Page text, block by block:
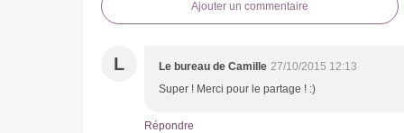
Ajouter un commentaire
L Le bureau de Camille 27/10/2015 12:13
Super ! Merci pour le partage ! :)
Répondre